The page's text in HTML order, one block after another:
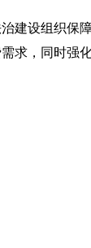
设组织保
求，同时